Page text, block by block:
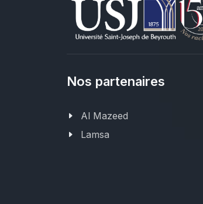
Nos partenaires
Al Mazeed
Lamsa